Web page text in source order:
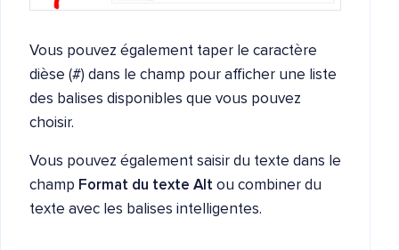
Vous pouvez également taper le caractère
dièse (#) dans le champ pour afficher une liste
des balises disponibles que vous pouvez
choisir.
Vous pouvez également saisir du texte dans le
champ Format du texte Alt ou combiner du
texte avec les balises intelligentes.